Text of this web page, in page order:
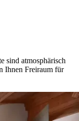
sind atmosphärisch
Ihnen Freiraum für